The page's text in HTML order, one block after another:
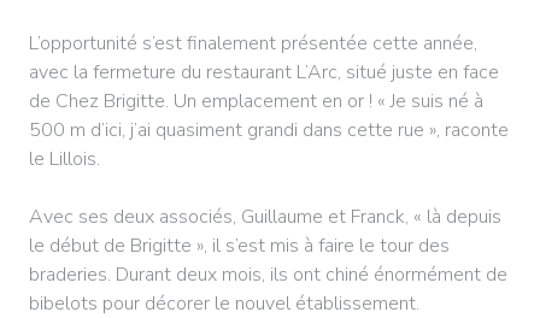
L’opportunité s’est finalement présentée cette année,
avec la fermeture du restaurant L’Arc, situé juste en face
de Chez Brigitte. Un emplacement en or ! « Je suis né à
500 m d’ici, j’ai quasiment grandi dans cette rue », raconte
le Lillois.
Avec ses deux associés, Guillaume et Franck, « là depuis
le début de Brigitte », il s’est mis à faire le tour des
braderies. Durant deux mois, ils ont chiné énormément de
bibelots pour décorer le nouvel établissement.